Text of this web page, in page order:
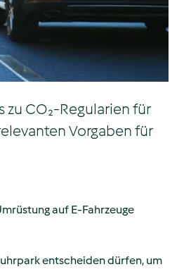
zu CO₂-Regularien für
Vorgaben für
auf E‑Fahrzeuge
entscheiden dürfen, um